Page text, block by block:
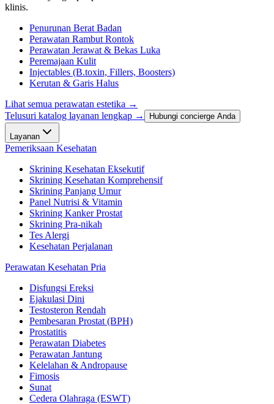
klinis.
Penurunan Berat Badan
Perawatan Rambut Rontok
Perawatan Jerawat & Bekas Luka
Peremajaan Kulit
Injectables (B.toxin, Fillers, Boosters)
Kerutan & Garis Halus
Lihat semua perawatan estetika →
Telusuri katalog layanan lengkap →
Hubungi concierge Anda
Layanan
Pemeriksaan Kesehatan
Skrining Kesehatan Eksekutif
Skrining Kesehatan Komprehensif
Skrining Panjang Umur
Panel Nutrisi & Vitamin
Skrining Kanker Prostat
Skrining Pra-nikah
Tes Alergi
Kesehatan Perjalanan
Perawatan Kesehatan Pria
Disfungsi Ereksi
Ejakulasi Dini
Testosteron Rendah
Pembesaran Prostat (BPH)
Prostatitis
Perawatan Diabetes
Perawatan Jantung
Kelelahan & Andropause
Fimosis
Sunat
Cedera Olahraga (ESWT)